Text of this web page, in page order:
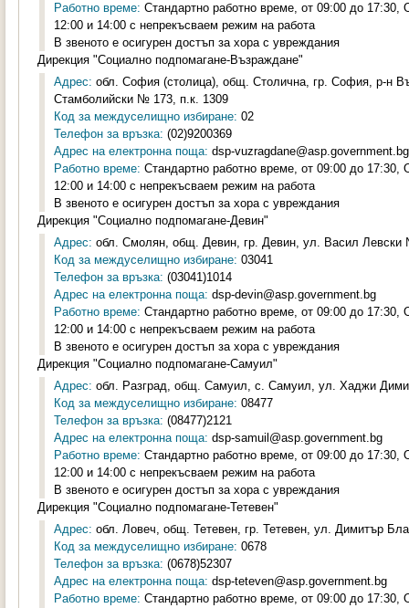
Работно време: Стандартно работно време, от 09:00 до
12:00 и 14:00 с непрекъсваем режим на работа
В звеното е осигурен достъп за хора с увреждания
Дирекция "Социално подпомагане-Възраждане"
Адрес: обл. София (столица), общ. Столична, гр. София, р-н
Стамболийски № 173, п.к. 1309
Код за междуселищно избиране: 02
Телефон за връзка: (02)9200369
Адрес на електронна поща: dsp-vuzragdane@asp.government.bg
Работно време: Стандартно работно време, от 09:00 до
12:00 и 14:00 с непрекъсваем режим на работа
В звеното е осигурен достъп за хора с увреждания
Дирекция "Социално подпомагане-Девин"
Адрес: обл. Смолян, общ. Девин, гр. Девин, ул. Васил Левски
Код за междуселищно избиране: 03041
Телефон за връзка: (03041)1014
Адрес на електронна поща: dsp-devin@asp.government.bg
Работно време: Стандартно работно време, от 09:00 до
12:00 и 14:00 с непрекъсваем режим на работа
В звеното е осигурен достъп за хора с увреждания
Дирекция "Социално подпомагане-Самуил"
Адрес: обл. Разград, общ. Самуил, с. Самуил, ул. Хаджи
Код за междуселищно избиране: 08477
Телефон за връзка: (08477)2121
Адрес на електронна поща: dsp-samuil@asp.government.bg
Работно време: Стандартно работно време, от 09:00 до
12:00 и 14:00 с непрекъсваем режим на работа
В звеното е осигурен достъп за хора с увреждания
Дирекция "Социално подпомагане-Тетевен"
Адрес: обл. Ловеч, общ. Тетевен, гр. Тетевен, ул. Димитър
Код за междуселищно избиране: 0678
Телефон за връзка: (0678)52307
Адрес на електронна поща: dsp-teteven@asp.government.bg
Работно време: Стандартно работно време, от 09:00 до